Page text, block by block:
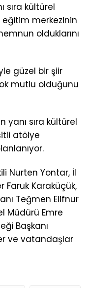
sıra kültürel
eğitim merkezinin
olduklarını
güzel bir şiir
mutlu olduğunu
sıra kültürel
atölye
Nurten Yontar, İl
Faruk Karaküçük,
Teğmen Elifnur
Müdürü Emre
Başkanı
ve vatandaşlar